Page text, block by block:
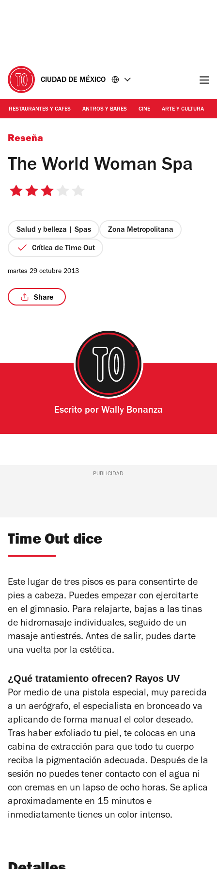
CIUDAD DE MÉXICO
RESTAURANTES Y CAFES ANTROS Y BARES CINE ARTE Y CULTURA
Alejandra Carbajal
Reseña
The World Woman Spa
3
estrellas
Salud y belleza | Spas Zona Metropolitana
Crítica de Time Out
martes 29 octubre 2013
Share
Escrito por Wally Bonanza
PUBLICIDAD
Time Out dice
Este lugar de tres pisos es para consentirte de
pies a cabeza. Puedes empezar con ejercitarte
en el gimnasio. Para relajarte, bajas a las tinas
de hidromasaje individuales, seguido de un
masaje antiestrés. Antes de salir, pudes darte
una vuelta por la estética.
¿Qué tratamiento ofrecen? Rayos UV
Por medio de una pistola especial, muy parecida
a un aerógrafo, el especialista en bronceado va
aplicando de forma manual el color deseado.
Tras haber exfoliado tu piel, te colocas en una
cabina de extracción para que todo tu cuerpo
reciba la pigmentación adecuada. Después de la
sesión no puedes tener contacto con el agua ni
con cremas en un lapso de ocho horas. Se aplica
aproximadamente en 15 minutos e
inmediatamente tienes un color intenso.